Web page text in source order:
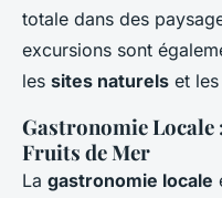
totale dans des
excursions sont
les sites naturels et
Gastronomie Locale
Fruits de Mer
La gastronomie locale